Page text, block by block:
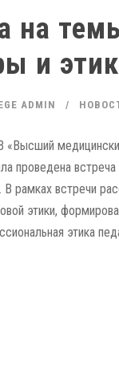
на
и
ADMIN
«Высший
проведена
В рамках встречи
этики,
этика